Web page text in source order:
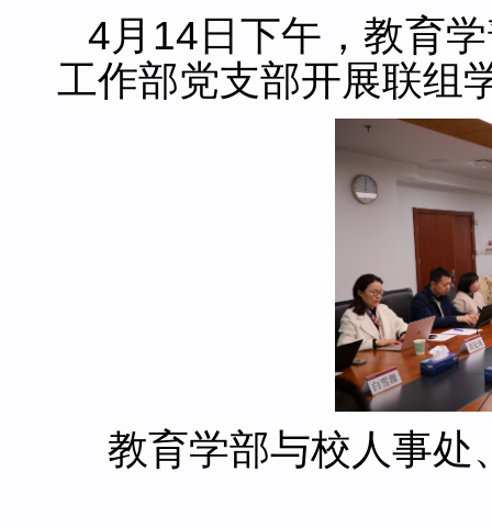
4月14日下午，教育
工作部党支部开展联组
教育学部与校人事处